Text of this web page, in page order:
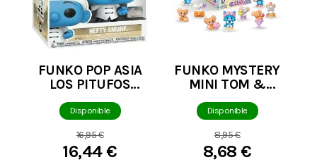
FUNKO POP ASIA
LOS PITUFOS
EXCLUSVE 209
Disponible
16,95 €
16,44 €
FUNKO MYSTERY
MINI TOM &
FIGURA
Disponible
8,95 €
8,68 €